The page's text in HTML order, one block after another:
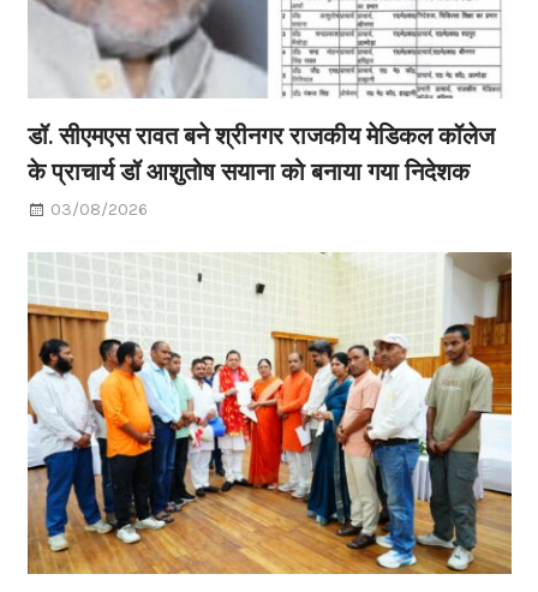
डॉ. सीएमएस रावत बने श्रीनगर राजकीय मेडिकल कॉलेज
के प्राचार्य डॉ आशुतोष सयाना को बनाया गया निदेशक
03/08/2026